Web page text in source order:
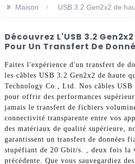
>> Maison USB 3.2 Gen2x2 de
Découvrez L'USB 3.2
Pour Un Transfert De
Faites l'expérience d'un transfert de
les câbles USB 3.2 Gen2x2 de haute
Technology Co., Ltd. Nos câbles USB
pour offrir des performances
jamais le transfert de fichiers
connectivité transparente entre vos
des matériaux de qualité supérieure,
garantissent un transfert de données
stupéfiant de 20 Gbit/s. , deux fois la
précédente. Que vous sauvegardiez